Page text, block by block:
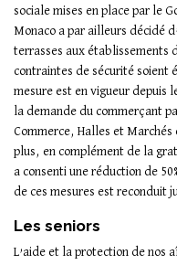
sociale mises en place par le
Monaco a par ailleurs décidé
terrasses aux établissements
contraintes de sécurité soient
mesure est en vigueur depuis
la demande du commerçant
Commerce, Halles et Marchés
plus, en complément de la
a consenti une réduction de
de ces mesures est reconduit
Les seniors
L’aide et la protection de nos